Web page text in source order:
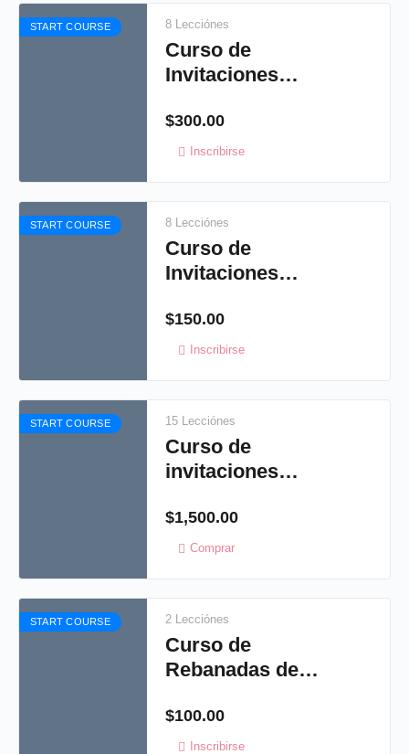
START COURSE 8 Lecciónes
Curso de
Invitaciones
$300.00
Inscribirse
START COURSE 8 Lecciónes
Curso de
Invitaciones
$150.00
Inscribirse
START COURSE 15 Lecciónes
Curso de
invitaciones
Shabby chic
$1,500.00
Comprar
START COURSE 2 Lecciónes
Curso de
Rebanadas de
$100.00
Inscribirse